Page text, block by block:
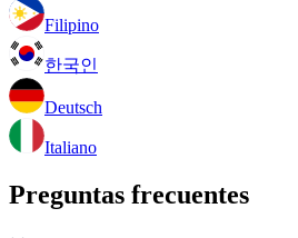
Filipino
한국인
Deutsch
Italiano
Preguntas frecuentes